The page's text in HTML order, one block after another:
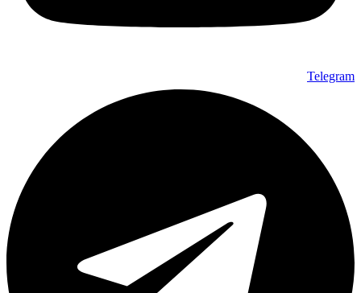
Telegram